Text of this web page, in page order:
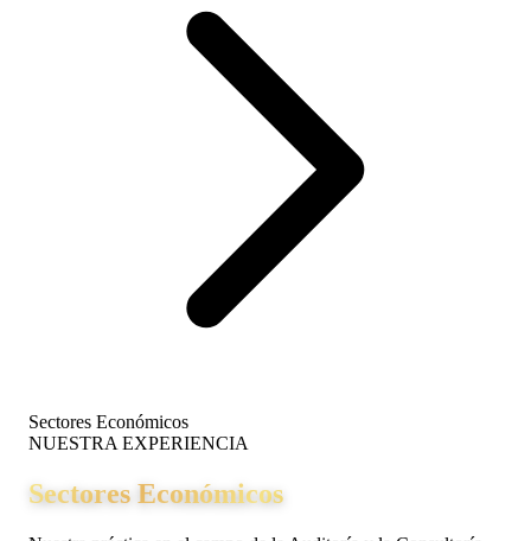
Sectores Económicos
NUESTRA EXPERIENCIA
Sectores Económicos